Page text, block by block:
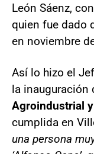
León Sáenz,
quien fue dado
en noviembre
Así lo hizo el
la inauguración
Agroindustrial
cumplida en
una persona